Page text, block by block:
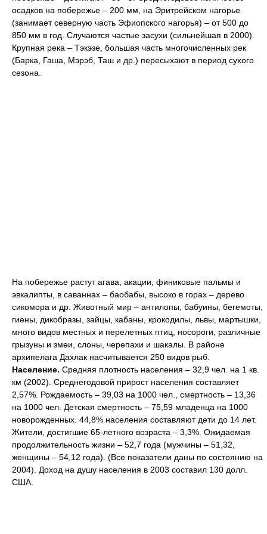
осадков на побережье – 200 мм, на Эритрейском нагорье
(занимает северную часть Эфиопского нагорья) – от 500 до
850 мм в год. Случаются частые засухи (сильнейшая в 2000).
Крупная река – Тэкэзе, большая часть многочисленных рек
(Барка, Гаша, Мэрэб, Таш и др.) пересыхают в период сухого
сезона.
На побережье растут агава, акации, финиковые пальмы и
эвкалипты, в саваннах – баобабы, высоко в горах – дерево
сикомора и др. Животный мир – антилопы, бабуины, бегемоты,
гиены, дикобразы, зайцы, кабаны, крокодилы, львы, мартышки,
много видов местных и перелетных птиц, носороги, различные
грызуны и змеи, слоны, черепахи и шакалы. В районе
архипелага Дахлак насчитывается 250 видов рыб.
Население. Средняя плотность населения – 32,9 чел. на 1 кв.
км (2002). Среднегодовой прирост населения составляет
2,57%. Рождаемость – 39,03 на 1000 чел., смертность – 13,36
на 1000 чел. Детская смертность – 75,59 младенца на 1000
новорожденных. 44,8% населения составляют дети до 14 лет.
Жители, достигшие 65-летного возраста – 3,3%. Ожидаемая
продолжительность жизни – 52,7 года (мужчины – 51,32,
женщины – 54,12 года). (Все показатели даны по состоянию на
2004). Доход на душу населения в 2003 составил 130 долл.
США.